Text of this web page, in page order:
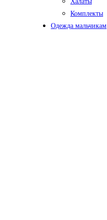
Комплекты
Одежда мальчикам